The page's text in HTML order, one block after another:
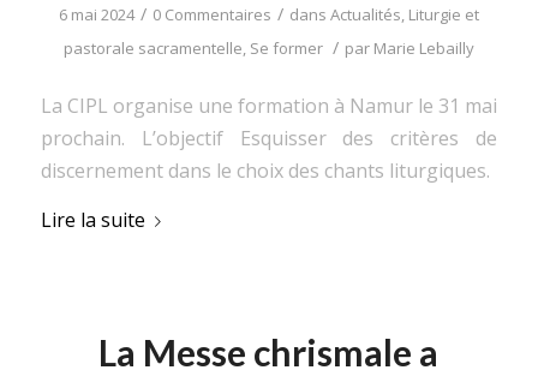
6 mai 2024 / 0 Commentaires / dans Actualités, Liturgie et
pastorale sacramentelle, Se former / par Marie Lebailly
La CIPL organise une formation à Namur le 31 mai
prochain. L’objectif Esquisser des critères de
discernement dans le choix des chants liturgiques.
Lire la suite
La Messe chrismale a